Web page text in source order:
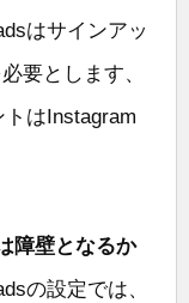
はサインアッ
要とします、
はInstagram
障壁となるか
の設定では、